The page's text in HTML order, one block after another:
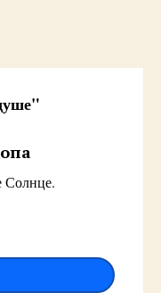
Солнце.